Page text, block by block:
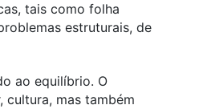
tais como folha
estruturais, de
ao equilíbrio. O
cultura, mas também